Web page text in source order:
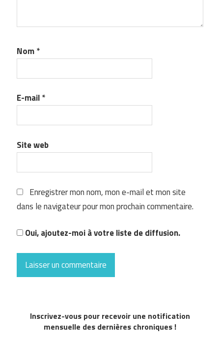
Nom*
E-mail*
Site web
Enregistrer mon nom, mon e-mail et mon site
dans le navigateur pour mon prochain commentaire.
Oui, ajoutez-moi à votre liste de diffusion.
Inscrivez-vous pour recevoir une notification
mensuelle des dernières chroniques !